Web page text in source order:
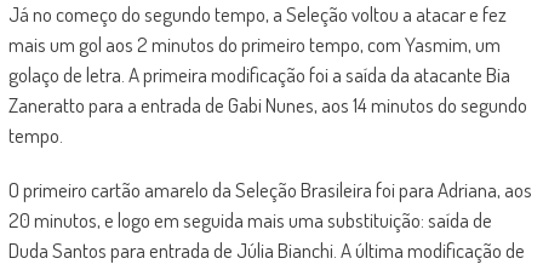
Já no começo do segundo tempo, a Seleção voltou a atacar e fez
mais um gol aos 2 minutos do primeiro tempo, com Yasmim, um
golaço de letra. A primeira modificação foi a saída da atacante Bia
Zaneratto para a entrada de Gabi Nunes, aos 14 minutos do segundo
tempo.
O primeiro cartão amarelo da Seleção Brasileira foi para Adriana, aos
20 minutos, e logo em seguida mais uma substituição: saída de
Duda Santos para entrada de Júlia Bianchi. A última modificação de